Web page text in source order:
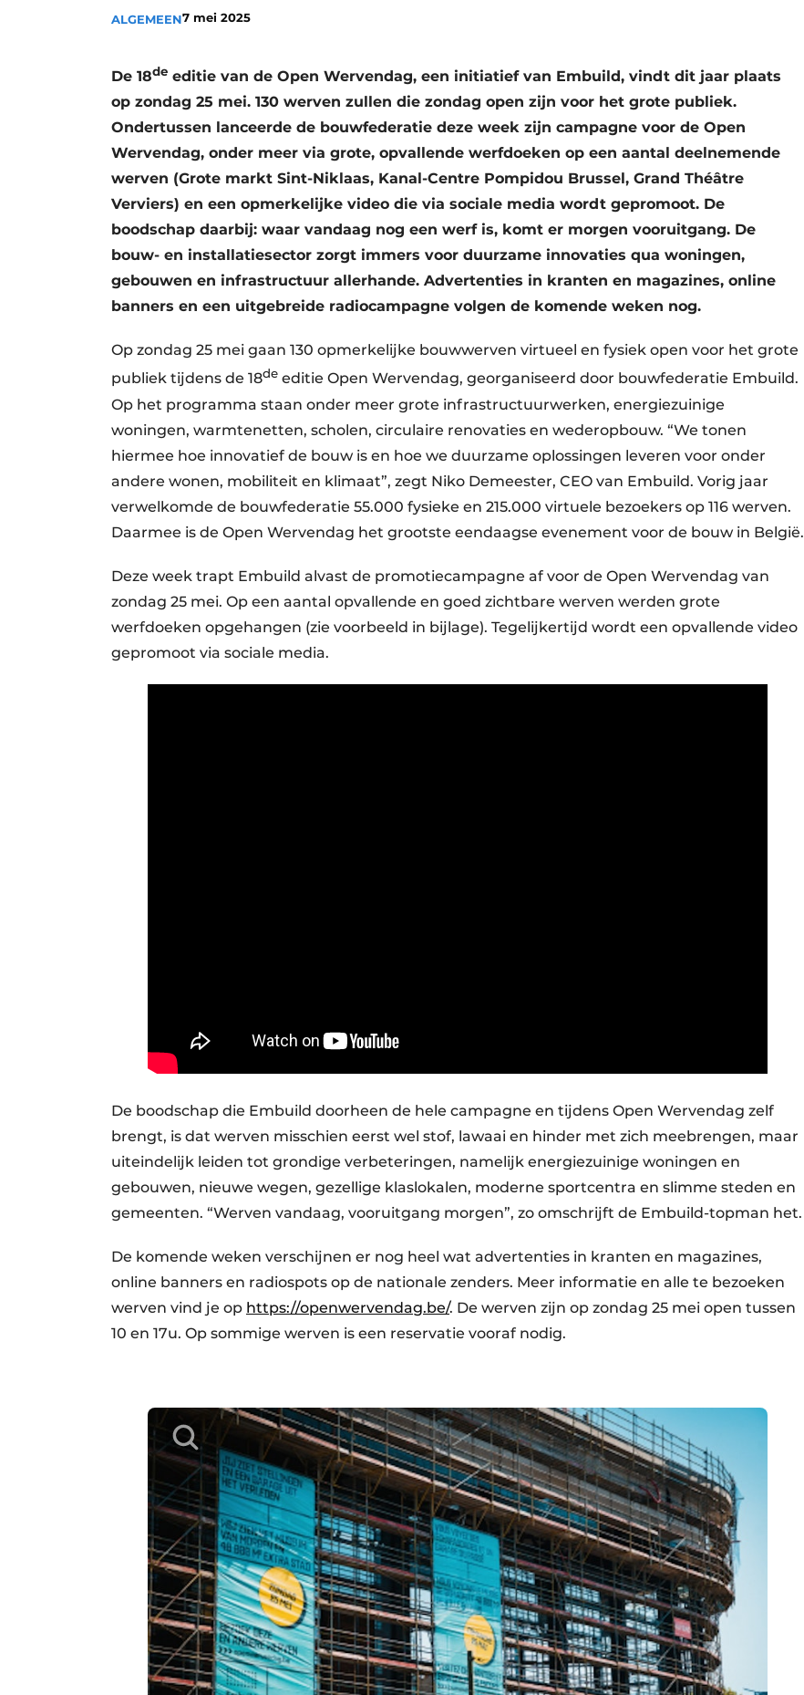
Vacature aanmelden
Video’s
Aanmelden
Bedrijven
Bedrijven
Contact
ALGEMEEN7 mei 2025
De 18de editie van de Open Wervendag, een initiatief van Embuild, vindt dit jaar plaats
op zondag 25 mei. 130 werven zullen die zondag open zijn voor het grote publiek.
Ondertussen lanceerde de bouwfederatie deze week zijn campagne voor de Open
Wervendag, onder meer via grote, opvallende werfdoeken op een aantal deelnemende
werven (Grote markt Sint-Niklaas, Kanal-Centre Pompidou Brussel, Grand Théâtre
Verviers) en een opmerkelijke video die via sociale media wordt gepromoot. De
boodschap daarbij: waar vandaag nog een werf is, komt er morgen vooruitgang. De
bouw- en installatiesector zorgt immers voor duurzame innovaties qua woningen,
gebouwen en infrastructuur allerhande. Advertenties in kranten en magazines, online
banners en een uitgebreide radiocampagne volgen de komende weken nog.
Op zondag 25 mei gaan 130 opmerkelijke bouwwerven virtueel en fysiek open voor het grote
publiek tijdens de 18de editie Open Wervendag, georganiseerd door bouwfederatie Embuild.
Op het programma staan onder meer grote infrastructuurwerken, energiezuinige
woningen, warmtenetten, scholen, circulaire renovaties en wederopbouw. “We tonen
hiermee hoe innovatief de bouw is en hoe we duurzame oplossingen leveren voor onder
andere wonen, mobiliteit en klimaat”, zegt Niko Demeester, CEO van Embuild. Vorig jaar
verwelkomde de bouwfederatie 55.000 fysieke en 215.000 virtuele bezoekers op 116 werven.
Daarmee is de Open Wervendag het grootste eendaagse evenement voor de bouw in België.
Deze week trapt Embuild alvast de promotiecampagne af voor de Open Wervendag van
zondag 25 mei. Op een aantal opvallende en goed zichtbare werven werden grote
werfdoeken opgehangen (zie voorbeeld in bijlage). Tegelijkertijd wordt een opvallende video
gepromoot via sociale media.
De boodschap die Embuild doorheen de hele campagne en tijdens Open Wervendag zelf
brengt, is dat werven misschien eerst wel stof, lawaai en hinder met zich meebrengen, maar
uiteindelijk leiden tot grondige verbeteringen, namelijk energiezuinige woningen en
gebouwen, nieuwe wegen, gezellige klaslokalen, moderne sportcentra en slimme steden en
gemeenten. “Werven vandaag, vooruitgang morgen”, zo omschrijft de Embuild-topman het.
De komende weken verschijnen er nog heel wat advertenties in kranten en magazines,
online banners en radiospots op de nationale zenders. Meer informatie en alle te bezoeken
werven vind je op https://openwervendag.be/. De werven zijn op zondag 25 mei open tussen
10 en 17u. Op sommige werven is een reservatie vooraf nodig.